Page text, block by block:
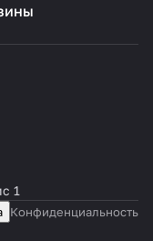
1
Конфиденциальность